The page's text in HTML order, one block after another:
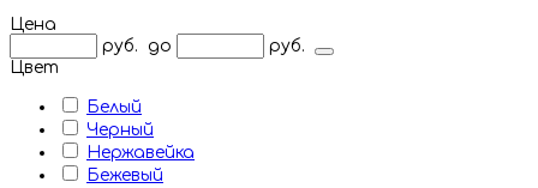
Цена
руб.
до
руб.
Цвет
Белый
Черный
Нержавейка
Бежевый